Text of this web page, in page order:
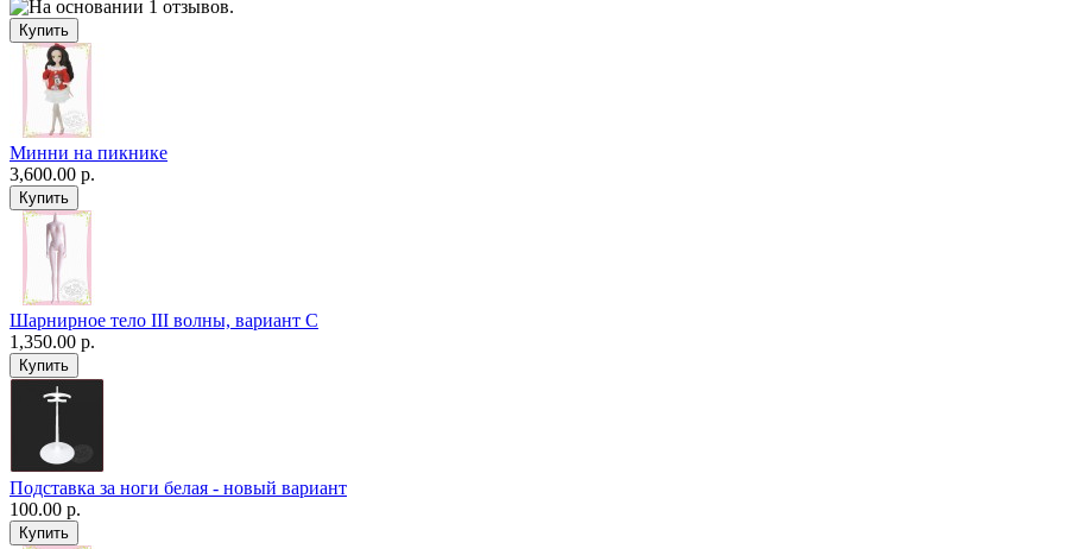
Минни на пикнике
3,600.00 р.
Шарнирное тело III волны, вариант C
1,350.00 р.
Подставка за ноги белая - новый вариант
100.00 р.